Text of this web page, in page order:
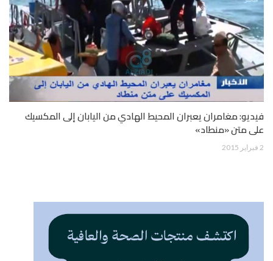
فيديو: مغامران يعبران المحيط الهادي من اليابان إلى المكسيك
على متن «منطاد»
2 فبراير 2015